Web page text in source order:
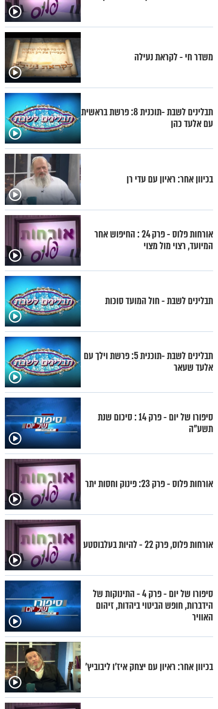
משדר חי - לקראת נעילה
תבלינים לשבת -תוכנית 8: פרשת בראשית
עם אלעד כהן
בכיוון אחר: ראיון עם עדי רן
אורחות פלוס - פרק 24 : החיפוש אחר
המיועד, רצוי מול מצוי
תבלינים לשבת - חול המועד סוכות
תבלינים לשבת -תוכנית 5: פרשת וילך עם
אלעד שעאר
סיפורו של יום - פרק 14 : סיכום שנת
תשע"ה
אורחות פלוס - פרק 23: פינוק וחסות יתר
אורחות פלוס, פרק 22 - להיות בעלבוסטע
סיפורו של יום - פרק 4 - התינוקות של
הידברות, חופש הביטוי ביהדות, זיהום
האוויר
בכיוון אחר: ראיון עם יצחק איז’ו ליבוביץ’